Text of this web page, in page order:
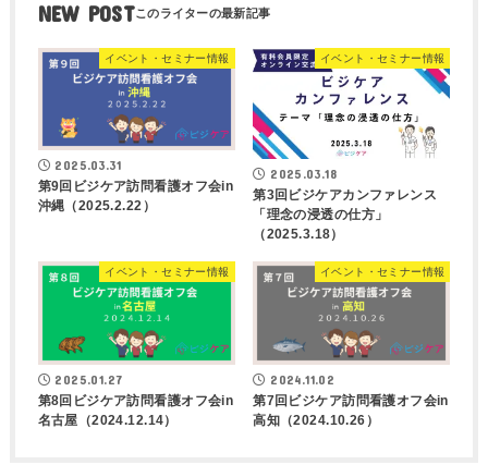
NEW POST
イベント・セミナー情報
2025.03.31
第9回ビジケア訪問看護オフ会in
沖縄（2025.2.22）
イベント・セミナー情報
2025.03.18
第3回ビジケアカンファレンス
「理念の浸透の仕方」
（2025.3.18）
イベント・セミナー情報
2025.01.27
第8回ビジケア訪問看護オフ会in
名古屋（2024.12.14）
イベント・セミナー情報
2024.11.02
第7回ビジケア訪問看護オフ会in
高知（2024.10.26）